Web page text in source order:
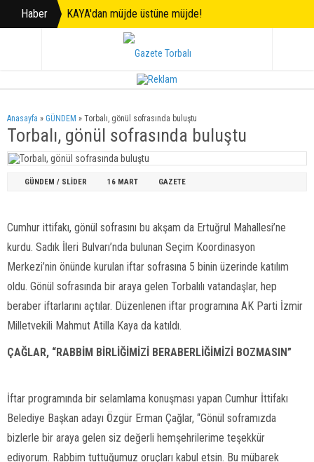
Haber KAYA'dan müjde üstüne müjde!
Anasayfa » GÜNDEM » Torbalı, gönül sofrasında buluştu
Torbalı, gönül sofrasında buluştu
GÜNDEM / SLİDER 16 MART GAZETE
Cumhur ittifakı, gönül sofrasını bu akşam da Ertuğrul Mahallesi’ne
kurdu. Sadık İleri Bulvarı’nda bulunan Seçim Koordinasyon
Merkezi’nin önünde kurulan iftar sofrasına 5 binin üzerinde katılım
oldu. Gönül sofrasında bir araya gelen Torbalılı vatandaşlar, hep
beraber iftarlarını açtılar. Düzenlenen iftar programına AK Parti İzmir
Milletvekili Mahmut Atilla Kaya da katıldı.
ÇAĞLAR, “RABBİM BİRLİĞİMİZİ BERABERLİĞİMİZİ BOZMASIN”
İftar programında bir selamlama konuşması yapan Cumhur İttifakı
Belediye Başkan adayı Özgür Erman Çağlar, “Gönül soframızda
bizlerle bir araya gelen siz değerli hemşehrilerime teşekkür
ediyorum. Rabbim tuttuğumuz oruçları kabul etsin. Bu mübarek